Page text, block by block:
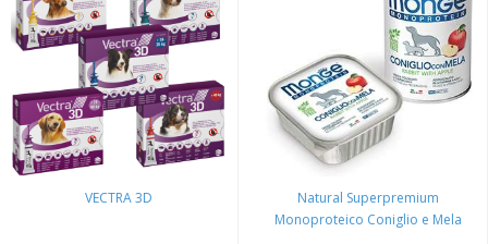
VECTRA 3D
Natural Superpremium
Monoproteico Coniglio e Mela